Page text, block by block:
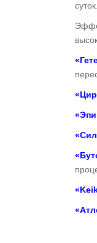
суток.